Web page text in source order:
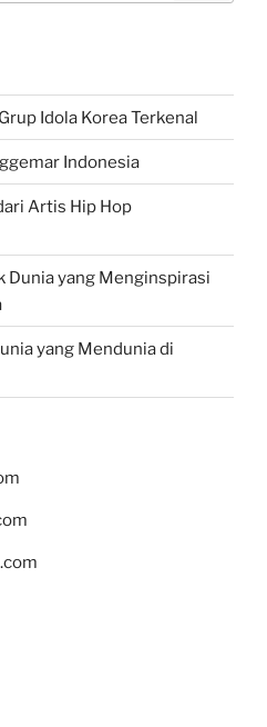
Idola Korea Terkenal
Indonesia
Artis Hip Hop
Dunia yang Menginspirasi
yang Mendunia di